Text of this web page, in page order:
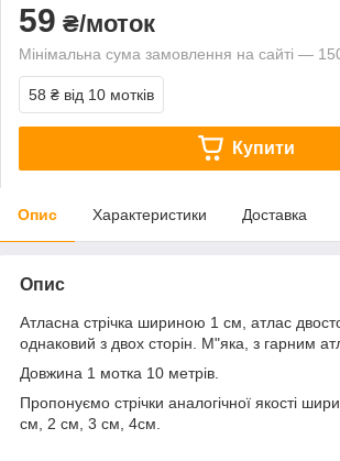
59 ₴/моток
Мінімальна сума замовлення на сайті —
58 ₴ від 10 мотків
Купити
Опис Характеристики Доставка
Опис
Атласна стрічка шириною 1 см, атлас
однаковий з двох сторін. М"яка, з гарним
Довжина 1 мотка 10 метрів.
Пропонуємо стрічки аналогічної якості
см, 2 см, 3 см, 4см.